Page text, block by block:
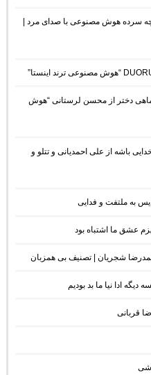
چه سرده هوش مصنوعی با صدای مرد |
ماهی دختر از محسن لرستانی “هوش
باشه از علی احمدیانی و تتلو و
دیس به ملتفت و فدایی
عشق ما اشتباه بود
شجریان | تصنیف بی همزبان
دیگه ادا نیا ما بد بودیم
قربانی